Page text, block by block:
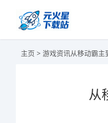
主页 > 游戏资讯从移动霸主
从